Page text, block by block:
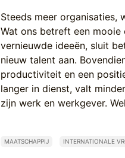
Steeds meer organisaties,
Wat ons betreft een
vernieuwde ideeën, sluit
nieuw talent aan.
productiviteit en een
langer in dienst, valt
zijn werk en werkgever.
MAATSCHAPPIJ INTERNATIONALE